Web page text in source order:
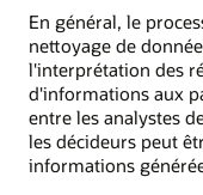
En général, le
nettoyage de
l'interprétation des
d'informations aux
entre les analystes
les décideurs peut
informations